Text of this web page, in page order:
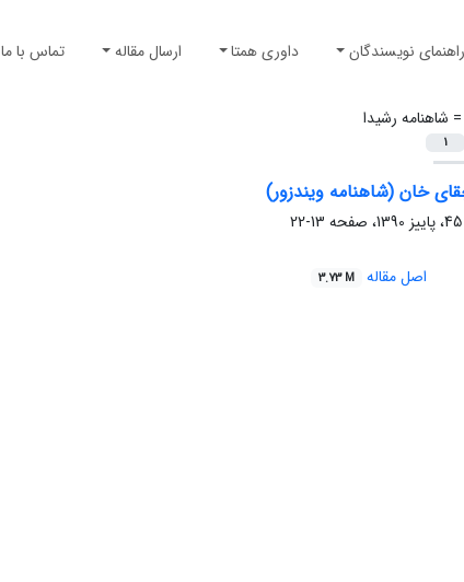
راهنمای نویسندگان داوری همتا ارسال مقاله تماس با ما
شاهنامه رشیدا
1
خان (شاهنامه ویندزور)
13-22
اصل مقاله 3.73 M